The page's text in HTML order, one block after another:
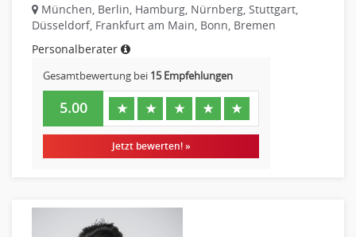
München, Berlin, Hamburg, Nürnberg, Stuttgart,
Düsseldorf, Frankfurt am Main, Bonn, Bremen
Personalberater
Gesamtbewertung bei 15 Empfehlungen
5.00 ★ ★ ★ ★ ★
Jetzt bewerten! »